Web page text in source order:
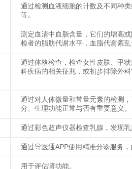
通过检测血液细胞的计数及不同种
等。
测定血清中血脂含量，它们的增高
检者的脂肪代谢水平，血脂代谢紊
通过体格检查，检查女性皮肤、甲
科疾病的相关征兆，或初步排除外科
通过对人体微量和常量元素的检测
分、生理功能正常与否有重要意义。
通过彩色超声仪器检查乳腺，发现
通过导医通APP使用精准分诊服务
用于评估肾功能。